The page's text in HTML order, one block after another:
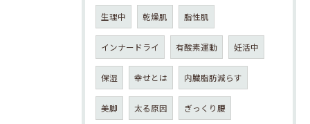
生理中 乾燥肌 脂性肌
インナードライ 有酸素運動 妊活中
保湿 幸せとは 内臓脂肪減らす
美脚 太る原因 ぎっくり腰